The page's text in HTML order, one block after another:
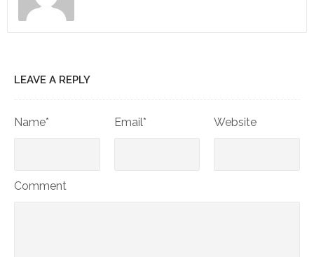
LEAVE A REPLY
Name* Email* Website
Comment